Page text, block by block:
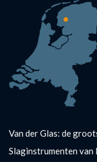
Van der Glas: de
Slaginstrumenten van